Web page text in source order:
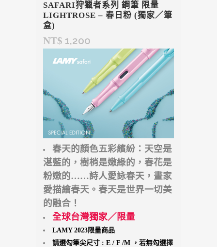
SAFARI狩獵者系列 鋼筆 限量
LIGHTROSE – 春日粉 (獨家／筆
盒)
NT$ 1,200
春天的顏色五彩繽紛：天空是
湛藍的，樹梢是嫩綠的，春花是
粉嫩的……詩人愛詠春天，畫家
愛描繪春天。春天是世界一切美
的融合！
全球台灣獨家／限量
LAMY 2023限量商品
請選勾筆尖尺寸 : E / F /M ，若無勾選擇